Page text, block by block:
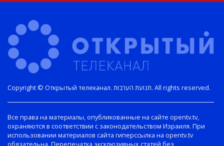
Copyright © Открытый телеканал. תנועת הערבות. All rights reserved.
Все права на материалы, опубликованные на сайте opentv.tv,
охраняются в соответствии с законодательством Израиля. При
использовании материалов сайта гиперссылка на opentv.tv
обязательна. Перепечатка эксклюзивных статей без